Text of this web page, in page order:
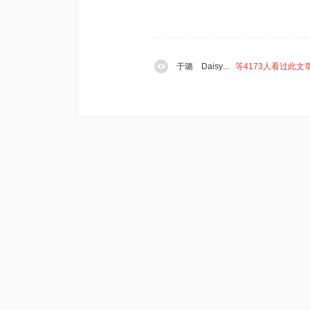
于璐 Daisy... 等4173人看过此文